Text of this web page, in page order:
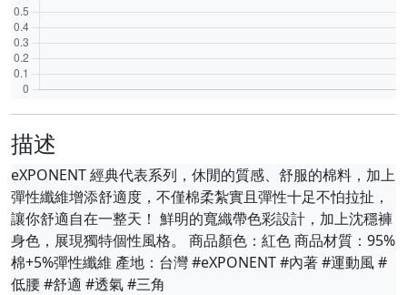
描述
eXPONENT 經典代表系列，休閒的質感、舒服的棉料，加上
彈性纖維增添舒適度，不僅棉柔紮實且彈性十足不怕拉扯，
讓你舒適自在一整天！ 鮮明的寬織帶色彩設計，加上沈穩褲
身色，展現獨特個性風格。 商品顏色：紅色 商品材質：95%
棉+5%彈性纖維 產地：台灣 #eXPONENT #內著 #運動風 #
低腰 #舒適 #透氣 #三角